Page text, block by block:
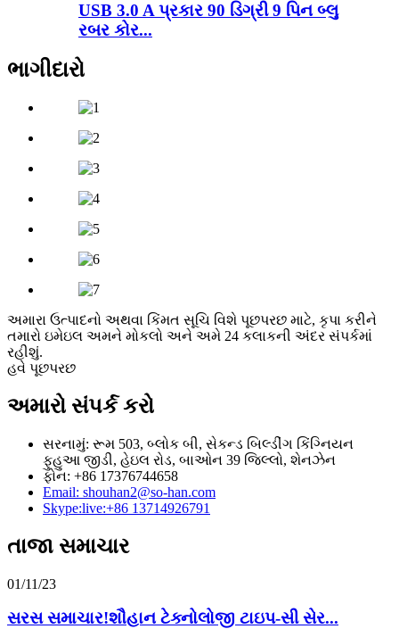
USB 3.0 A પ્રકાર 90 ડિગ્રી 9 પિન બ્લુ
રબર કોર...
ભાગીદારો
અમારા ઉત્પાદનો અથવા કિંમત સૂચિ વિશે પૂછપરછ માટે, કૃપા કરીને
તમારો ઇમેઇલ અમને મોકલો અને અમે 24 કલાકની અંદર સંપર્કમાં
રહીશું.
હવે પૂછપરછ
અમારો સંપર્ક કરો
સરનામું: રૂમ 503, બ્લોક બી, સેકન્ડ બિલ્ડીંગ કિંગ્નિયન
ફુહુઆ જીડી, હેઇલ રોડ, બાઓન 39 જિલ્લો, શેનઝેન
ફોન: +86 17376744658
Email: shouhan2@so-han.com
Skype:live:+86 13714926791
તાજા સમાચાર
01/11/23
સરસ સમાચાર!શૌહાન ટેક્નોલોજી ટાઇપ-સી સેર...